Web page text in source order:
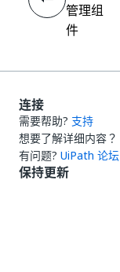
管理组
件
连接
需要帮助? 支持
想要了解详细内容？
有问题? UiPath 论坛
保持更新